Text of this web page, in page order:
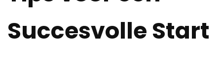
Succesvolle Start